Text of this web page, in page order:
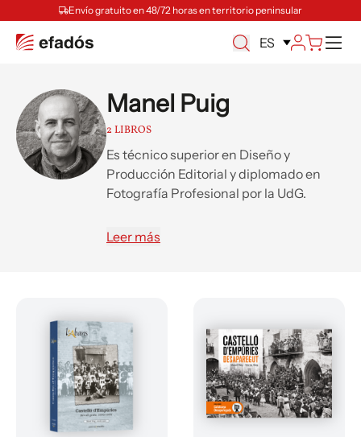
Envío gratuito en 48/72 horas en territorio peninsular
ES
Manel Puig
2 LIBROS
Es técnico superior en Diseño y
Producción Editorial y diplomado en
Fotografía Profesional por la UdG.
Castelló d’Empúries.
Leer más